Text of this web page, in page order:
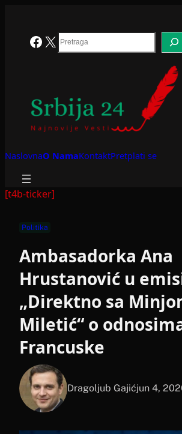
Facebook
X Search
NaslovnaO NamaKontaktPretplati se
[t4b-ticker]
Politika
Ambasadorka Ana
Hrustanović u
„Direktno sa
Miletić“ o
Francuske
Dragoljub Gajićjun 4,